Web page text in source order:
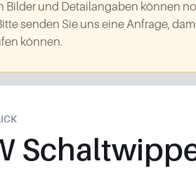
Bilder und Detailangaben können
senden Sie uns eine Anfrage,
können.